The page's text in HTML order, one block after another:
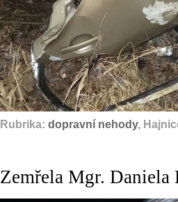
Rubrika: dopravní nehody,
Zemřela Mgr. Daniela